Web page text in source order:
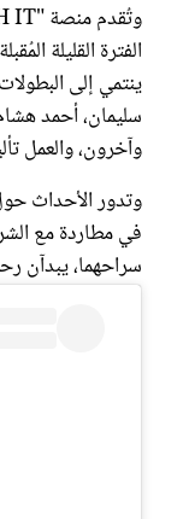
الفترة القليلة
ينتمي إلى
سليمان، أحمد
وآخرون، والعمل
وتدور الأحداث
في مطاردة مع
سراحهما، يبدآن